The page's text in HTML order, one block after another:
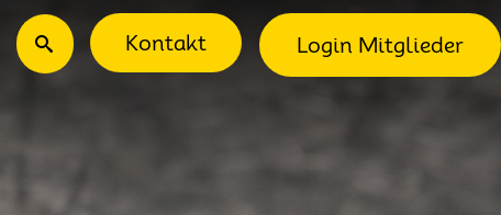
Suche
Kontakt Login Mitglieder